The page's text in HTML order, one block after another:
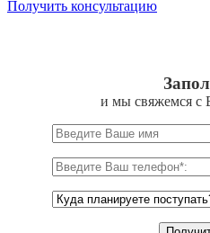
Получить консультацию
и мы свяжемся с